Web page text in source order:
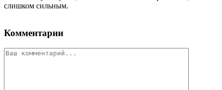
слишком сильным.
Комментарии